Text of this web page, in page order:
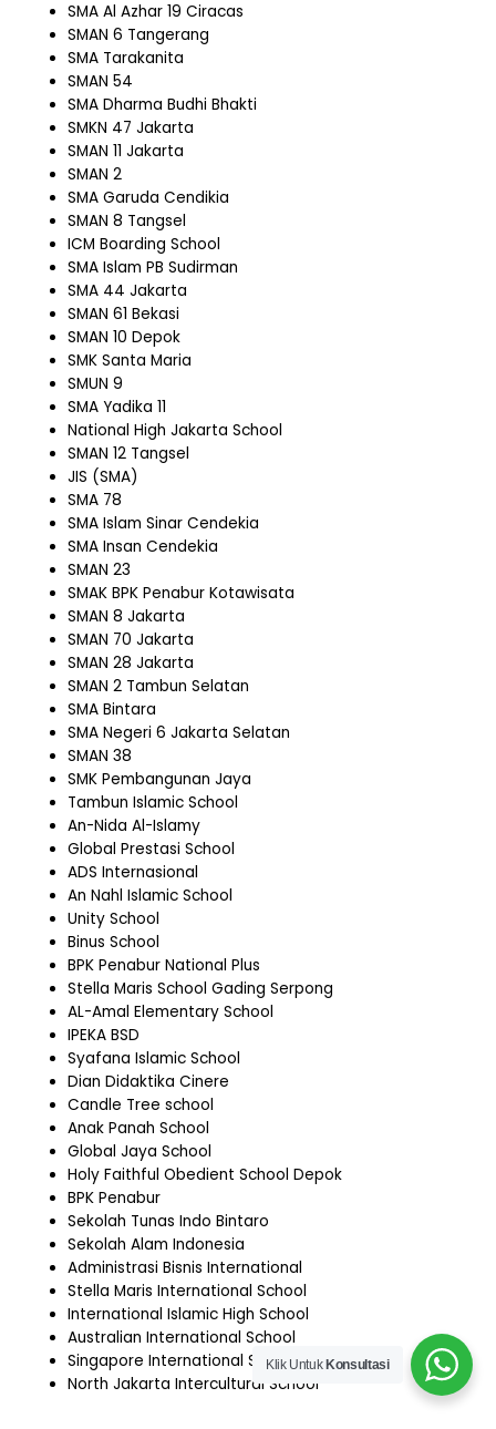
SMA Al Azhar 19 Ciracas
SMAN 6 Tangerang
SMA Tarakanita
SMAN 54
SMA Dharma Budhi Bhakti
SMKN 47 Jakarta
SMAN 11 Jakarta
SMAN 2
SMA Garuda Cendikia
SMAN 8 Tangsel
ICM Boarding School
SMA Islam PB Sudirman
SMA 44 Jakarta
SMAN 61 Bekasi
SMAN 10 Depok
SMK Santa Maria
SMUN 9
SMA Yadika 11
National High Jakarta School
SMAN 12 Tangsel
JIS (SMA)
SMA 78
SMA Islam Sinar Cendekia
SMA Insan Cendekia
SMAN 23
SMAK BPK Penabur Kotawisata
SMAN 8 Jakarta
SMAN 70 Jakarta
SMAN 28 Jakarta
SMAN 2 Tambun Selatan
SMA Bintara
SMA Negeri 6 Jakarta Selatan
SMAN 38
SMK Pembangunan Jaya
Tambun Islamic School
An-Nida Al-Islamy
Global Prestasi School
ADS Internasional
An Nahl Islamic School
Unity School
Binus School
BPK Penabur National Plus
Stella Maris School Gading Serpong
AL-Amal Elementary School
IPEKA BSD
Syafana Islamic School
Dian Didaktika Cinere
Candle Tree school
Anak Panah School
Global Jaya School
Holy Faithful Obedient School Depok
BPK Penabur
Sekolah Tunas Indo Bintaro
Sekolah Alam Indonesia
Administrasi Bisnis International
Stella Maris International School
International Islamic High School
Australian International School
Singapore International School
North Jakarta Intercultural School
Klik Untuk Konsultasi